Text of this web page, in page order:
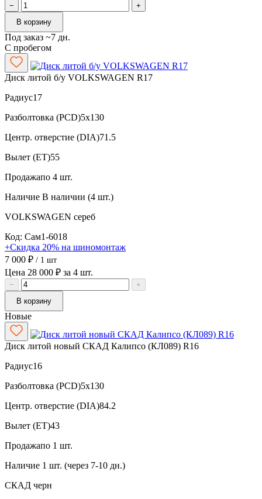
−
+
В корзину
Под заказ ~7 дн.
С пробегом
Диск литой б/у VOLKSWAGEN R17
Радиус17
Разболтовка (PCD)5x130
Центр. отверстие (DIA)71.5
Вылет (ET)55
Продажапо 4 шт.
Наличие В наличии (4 шт.)
VOLKSWAGEN сереб
Код: Сам1-6018
+Скидка 20% на шиномонтаж
7 000 ₽ / 1 шт
Цена 28 000 ₽ за 4 шт.
−
+
В корзину
Новые
Диск литой новый СКАД Калипсо (КЛ089) R16
Радиус16
Разболтовка (PCD)5x130
Центр. отверстие (DIA)84.2
Вылет (ET)43
Продажапо 1 шт.
Наличие 1 шт. (через 7-10 дн.)
СКАД черн